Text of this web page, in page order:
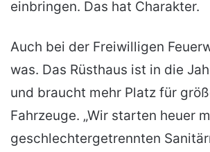
einbringen. Das hat Charakter.
Auch bei der Freiwilligen
was. Das Rüsthaus ist in die
und braucht mehr Platz für
Fahrzeuge. „Wir starten heuer
geschlechtergetrennten